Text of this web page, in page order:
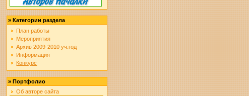
»Категории раздела
План работы
Мероприятия
Архив 2009-2010 уч.год
Информация
Конкурс
»Портфолио
Об авторе сайта